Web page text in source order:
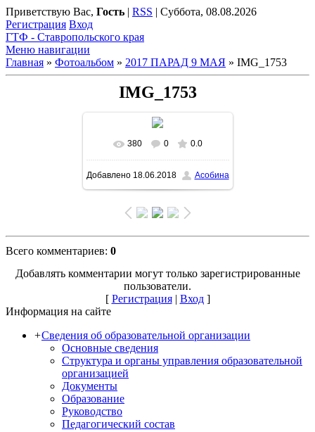
Приветствую Вас, Гость | RSS | Суббота, 08.08.2026
Регистрация Вход
ГТФ - Ставропольского края
Меню навигации
Главная » Фотоальбом » 2017 ПАРАД 9 МАЯ » IMG_1753
IMG_1753
380 0 0.0
Добавлено18.06.2018 Асобина
Всего комментариев: 0
Добавлять комментарии могут только зарегистрированные
пользователи.
[ Регистрация| Вход]
Информация на сайте
+Сведения об образовательной организации
Основные сведения
Структура и органы управления образовательной
организацией
Документы
Образование
Руководство
Педагогический состав